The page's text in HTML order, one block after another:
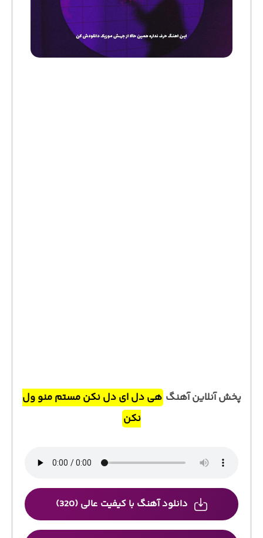
پخش آنلاین آهنگ هی دل ای دل نکن مستم منو ول
نکن
دانلود آهنگ با کیفیت عالی (320)